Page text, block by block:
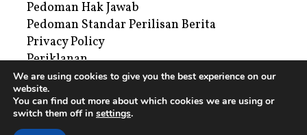
Pedoman Hak Jawab
Pedoman Standar Perilisan Berita
Privacy Policy
Periklanan
Copyright © 2026 | PT. Tegar Kupas Mediatama
We are using cookies to give you the best experience on our
website.
You can find out more about which cookies we are using or
switch them off in settings.